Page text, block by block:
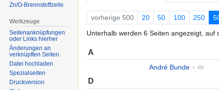
vorherige 500 20 50 100 250
Unterhalb werden 6 Seiten angezeigt,
A
André Bunde +
D
Zn/O-Brennstoffzelle
Werkzeuge
Seitenanknüpfungen
oder Links hierher
Änderungen an
verknüpften Seiten
Datei hochladen
Spezialseiten
Druckversion